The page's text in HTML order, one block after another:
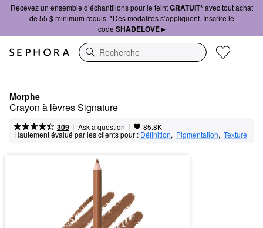
Recevez un ensemble d’échantillons pour le teintGRATUIT*avec tout achat
de 55 $ minimum requis. *Des modalités s’appliquent. Inscrire le
code SHADELOVE ▸
Recherche
Morphe
Crayon à lèvres Signature
309 | Ask a question | 85.8K
Hautement évalué par les clients pour : Définition, Pigmentation, Texture